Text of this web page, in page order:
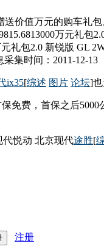
送价值万元的购车礼
万元礼包
礼包2.0 新锐版 GL
集时间：2011-12-13
ix35[综述 图片 论坛]也
费，首保之后
代悦动 北京现代途胜[
注册